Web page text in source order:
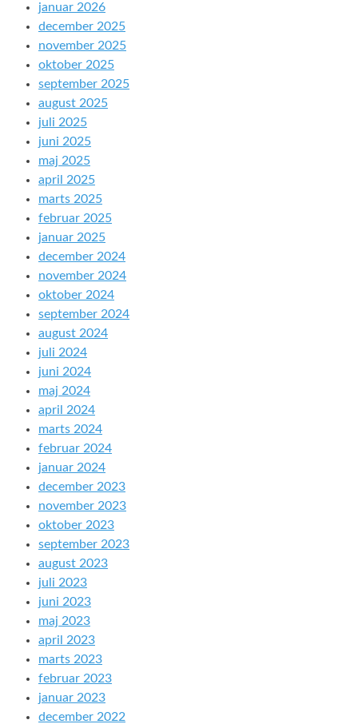
januar 2026
december 2025
november 2025
oktober 2025
september 2025
august 2025
juli 2025
juni 2025
maj 2025
april 2025
marts 2025
februar 2025
januar 2025
december 2024
november 2024
oktober 2024
september 2024
august 2024
juli 2024
juni 2024
maj 2024
april 2024
marts 2024
februar 2024
januar 2024
december 2023
november 2023
oktober 2023
september 2023
august 2023
juli 2023
juni 2023
maj 2023
april 2023
marts 2023
februar 2023
januar 2023
december 2022